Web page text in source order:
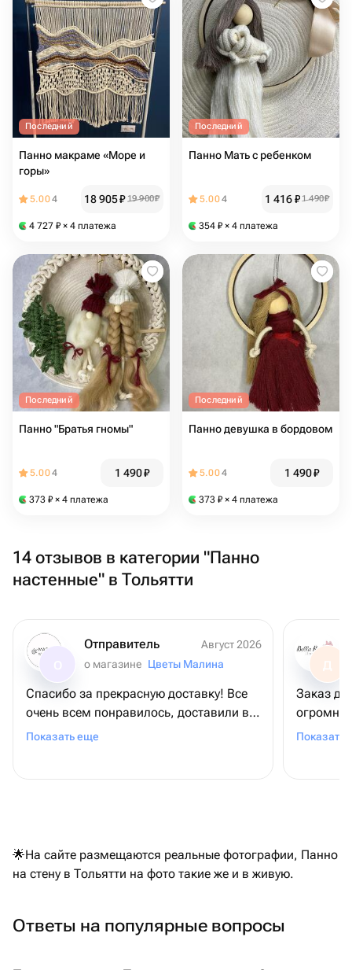
Последний
Панно макраме «Море и
горы»
5.004 18 905₽ 19 900₽
4 727 ₽ × 4 платежа
Последний
Панно Мать с ребенком
5.004 1 416₽1 490₽
354 ₽ × 4 платежа
Последний
Панно "Братья гномы"
5.004 1 490₽
373 ₽ × 4 платежа
Последний
Панно девушка в бордовом
5.004 1 490₽
373 ₽ × 4 платежа
14 отзывов в категории "Панно
настенные" в Тольятти
Отправитель
Август 2026
о магазине Цветы Малина
Спасибо за прекрасную доставку! Все
очень всем понравилось, доставили в
срок, цветы в прекрасном состоянии,
Показать еще
Д
Заказ
всему
Показать
🌟На сайте размещаются реальные фотографии, Панно
на стену в Тольятти на фото такие же и в живую.
Ответы на популярные вопросы